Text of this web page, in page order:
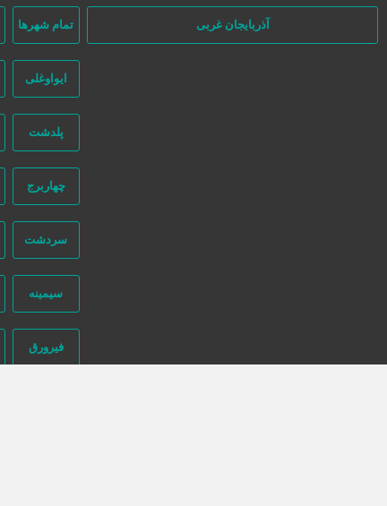
آذربایجان غربی تمام شهر‌ها
ایواوغلی
پلدشت
چهاربرج
سردشت
سیمینه
فیرورق